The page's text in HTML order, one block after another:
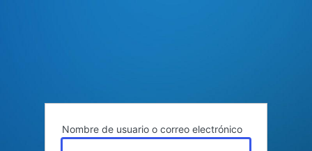
Nombre de usuario o correo electrónico